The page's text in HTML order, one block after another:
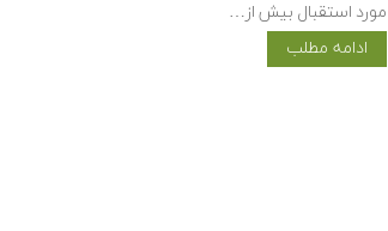
مورد استقبال بیش از…
ادامه مطلب